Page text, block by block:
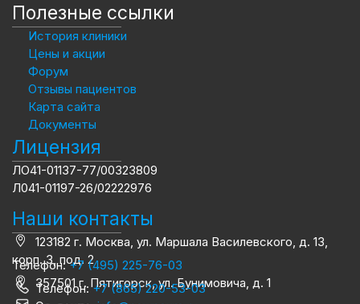
Полезные ссылки
История клиники
Цены и акции
Форум
Отзывы пациентов
Карта сайта
Документы
Лицензия
ЛО41-01137-77/00323809
Л041-01197-26/02222976
Наши контакты
123182 г. Москва, ул. Маршала Василевского, д. 13,
корп. 3, под. 2
Телефон:+7 (495) 225-76-03
357501 г. Пятигорск, ул. Бунимовича, д. 1
Телефон:+7 (865) 220-53-03